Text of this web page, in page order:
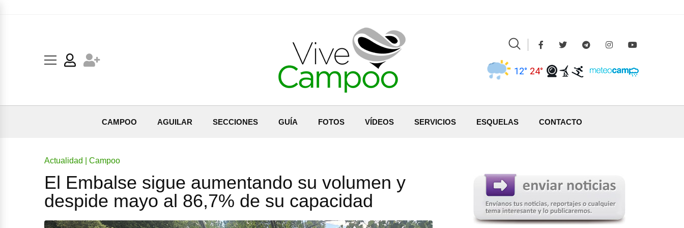
12° 24°
CAMPOO AGUILAR SECCIONES GUÍA FOTOS VÍDEOS SERVICIOS ESQUELAS CONTACTO
Actualidad | Campoo
El Embalse sigue aumentando su volumen y
despide mayo al 86,7% de su capacidad